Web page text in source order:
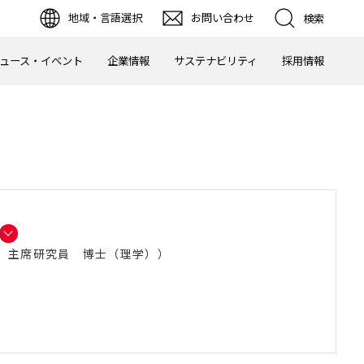
地域・言語選択 お問い合わせ 検索
ース・イベント 企業情報 サステナビリティ 採用情報
席研究員 博士（理学））